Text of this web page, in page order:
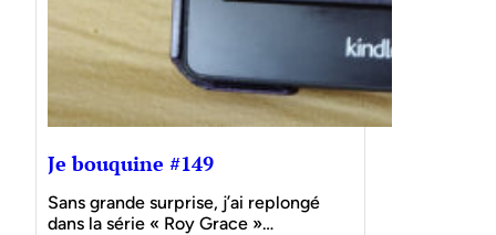
Je bouquine #149
Sans grande surprise, j’ai replongé
dans la série « Roy Grace »…